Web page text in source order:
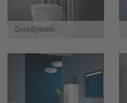
DuraSystem